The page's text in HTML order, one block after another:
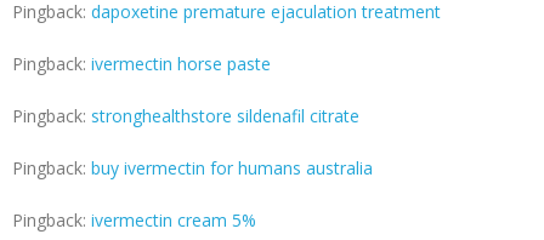
Pingback: dapoxetine premature ejaculation treatment
Pingback: ivermectin horse paste
Pingback: stronghealthstore sildenafil citrate
Pingback: buy ivermectin for humans australia
Pingback: ivermectin cream 5%